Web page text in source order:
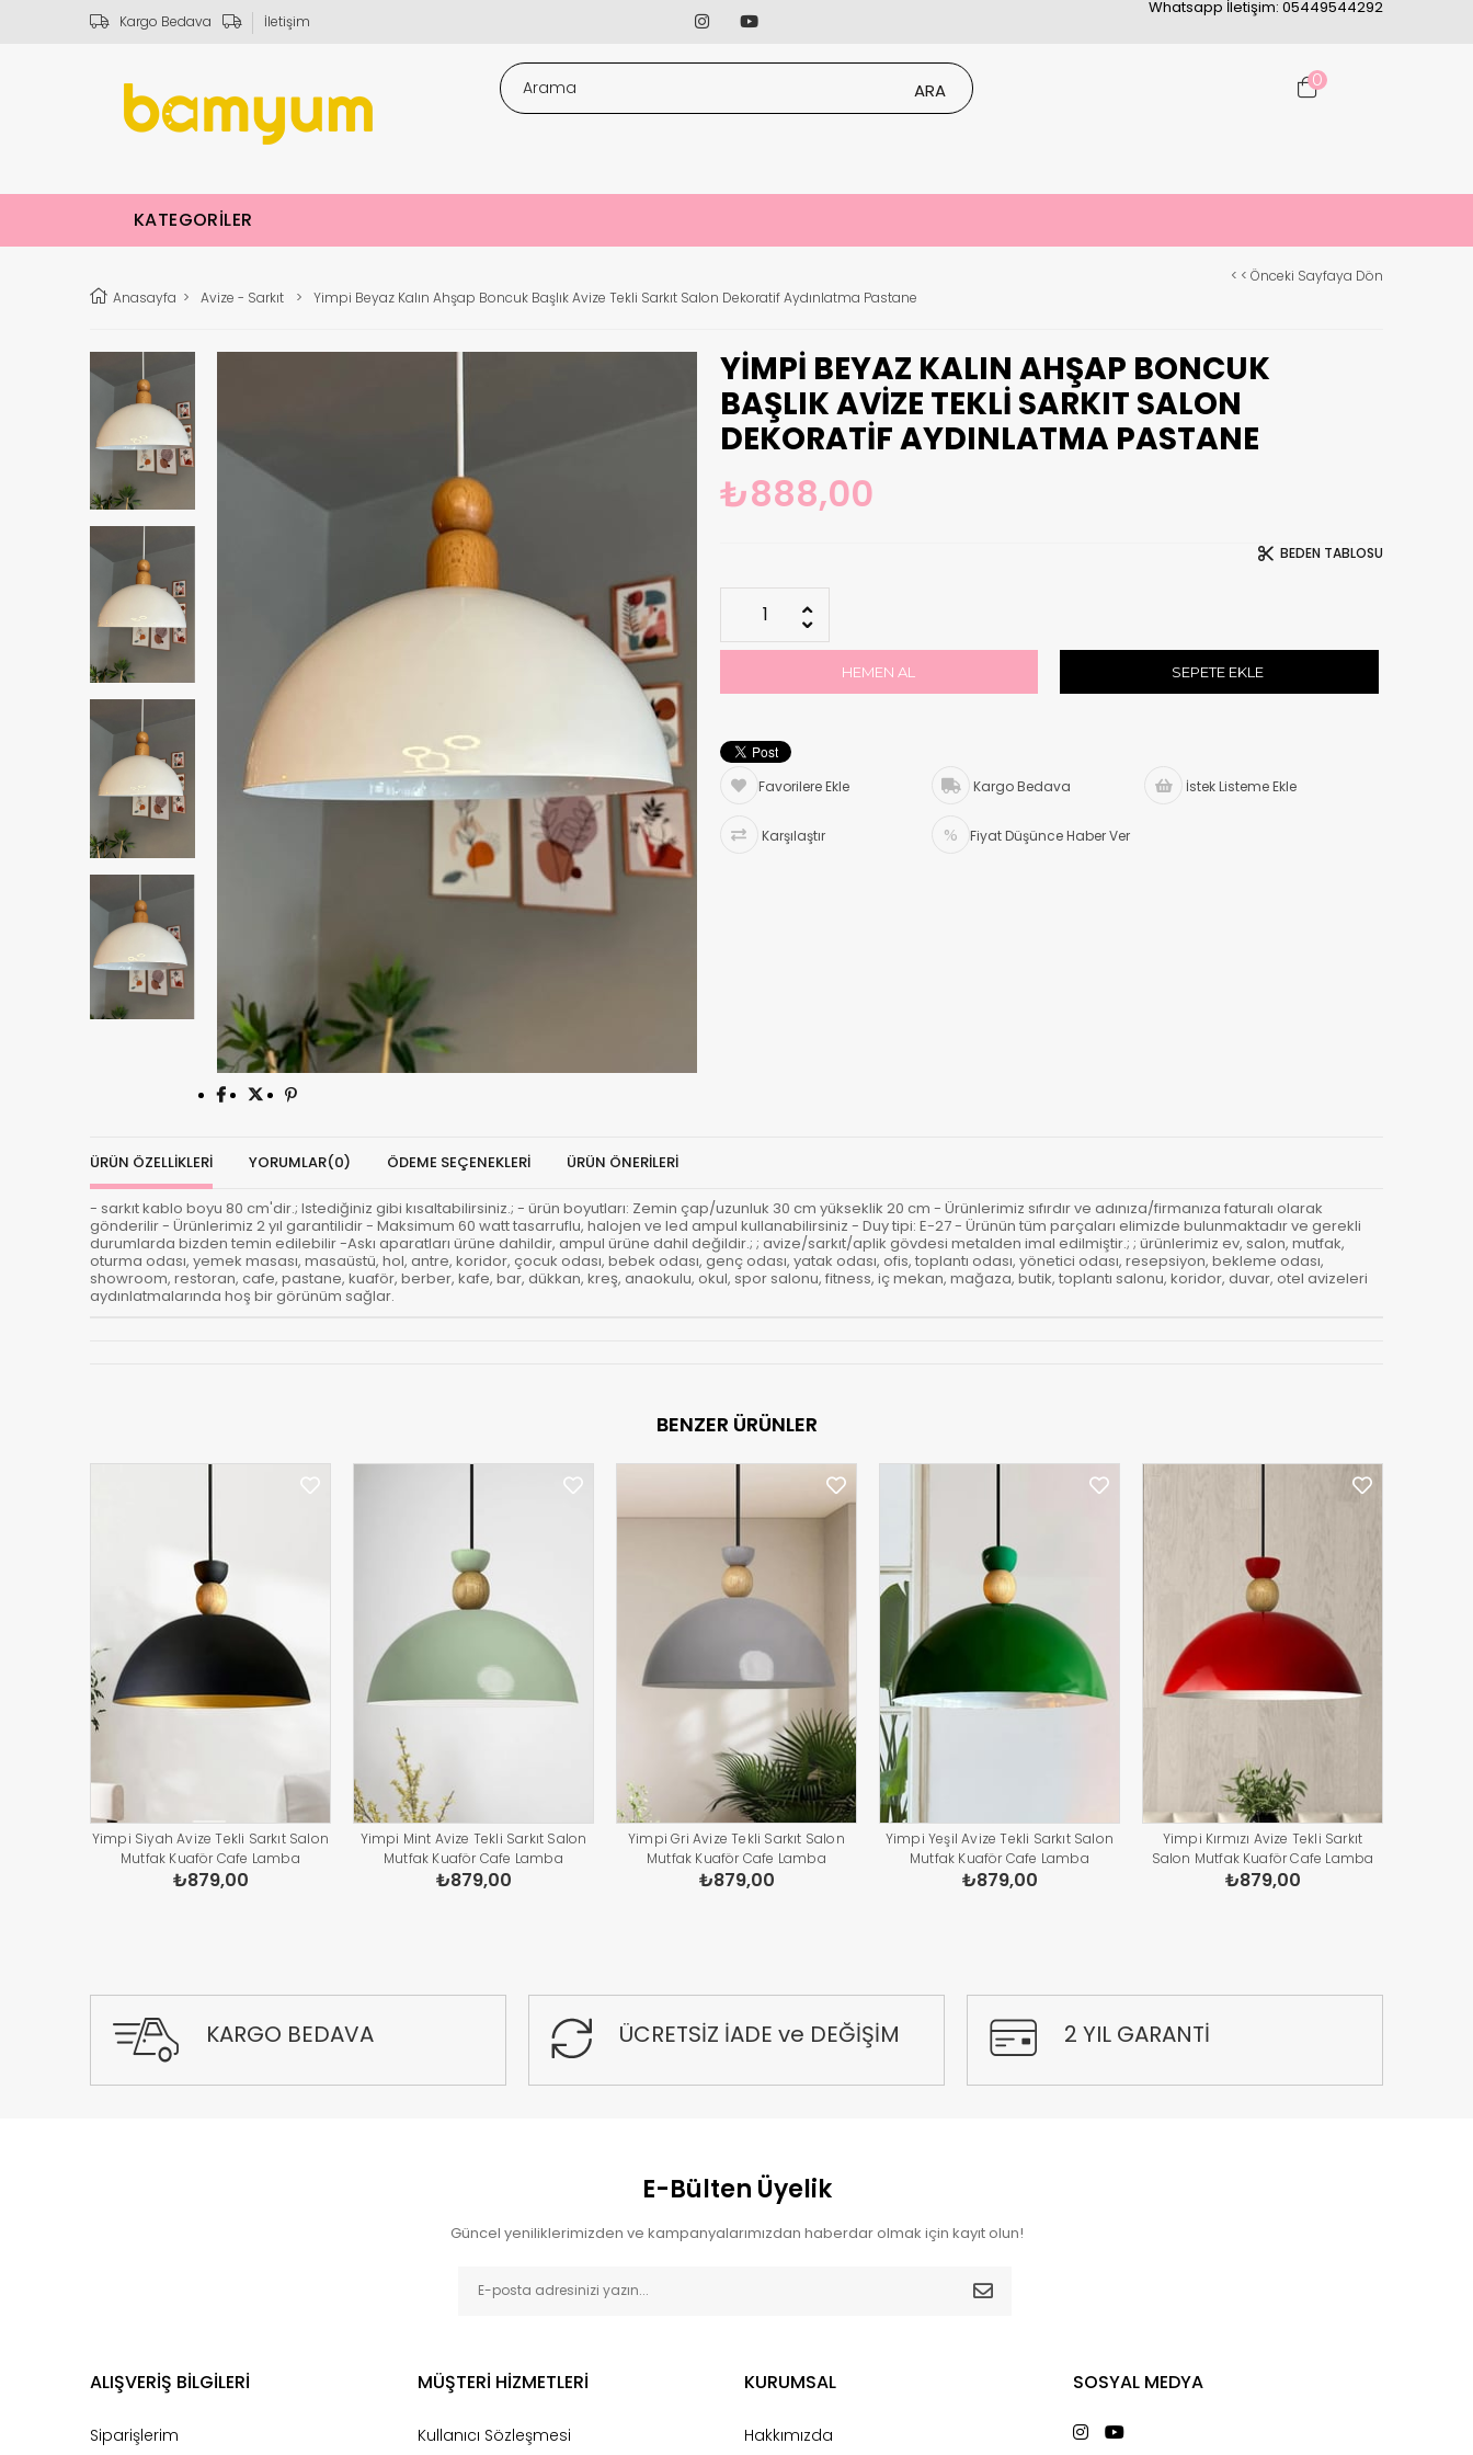
Kargo Bedava İletişim
Whatsapp İletişim: 05449544292
0
KATEGORİLER
Anasayfa > Avize - Sarkıt > Yimpi Beyaz Kalın Ahşap Boncuk Başlık Avize Tekli Sarkıt Salon Dekoratif Aydınlatma Pastane
< < Önceki Sayfaya Dön
YIMPI BEYAZ KALIN AHŞAP BONCUK
BAŞLIK AVIZE TEKLI SARKIT SALON
DEKORATIF AYDINLATMA PASTANE
₺888,00
BEDEN TABLOSU
Favorilere Ekle Kargo Bedava İstek Listeme Ekle
Karşılaştır Fiyat Düşünce Haber Ver
ÜRÜN ÖZELLIKLERI YORUMLAR(0) ÖDEME SEÇENEKLERI ÜRÜN ÖNERILERI
- sarkıt kablo boyu 80 cm'dir.; Istediğiniz gibi kısaltabilirsiniz.; - ürün boyutları: Zemin çap/uzunluk 30 cm yükseklik 20 cm - Ürünlerimiz sıfırdır ve adınıza/firmanıza faturalı olarak
gönderilir - Ürünlerimiz 2 yıl garantilidir - Maksimum 60 watt tasarruflu, halojen ve led ampul kullanabilirsiniz - Duy tipi: E-27 - Ürünün tüm parçaları elimizde bulunmaktadır ve gerekli
durumlarda bizden temin edilebilir -Askı aparatları ürüne dahildir, ampul ürüne dahil değildir.; ; avize/sarkıt/aplik gövdesi metalden imal edilmiştir.; ; ürünlerimiz ev, salon, mutfak,
oturma odası, yemek masası, masaüstü, hol, antre, koridor, çocuk odası, bebek odası, genç odası, yatak odası, ofis, toplantı odası, yönetici odası, resepsiyon, bekleme odası,
showroom, restoran, cafe, pastane, kuaför, berber, kafe, bar, dükkan, kreş, anaokulu, okul, spor salonu, fitness, iç mekan, mağaza, butik, toplantı salonu, koridor, duvar, otel avizeleri
aydınlatmalarında hoş bir görünüm sağlar.
BENZER ÜRÜNLER
Yimpi Siyah Avize Tekli Sarkıt Salon
Mutfak Kuaför Cafe Lamba
Dekoratif Aydınlatma Pastane
₺879,00
Yimpi Mint Avize Tekli Sarkıt Salon
Mutfak Kuaför Cafe Lamba
Dekoratif Aydınlatma Pastane
₺879,00
Yimpi Gri Avize Tekli Sarkıt Salon
Mutfak Kuaför Cafe Lamba
Dekoratif Aydınlatma Pastane
₺879,00
Yimpi Yeşil Avize Tekli Sarkıt Salon
Mutfak Kuaför Cafe Lamba
Dekoratif Aydınlatma Pastane
₺879,00
Yimpi Kırmızı Avize Tekli Sarkıt
Salon Mutfak Kuaför Cafe Lamba
Dekoratif Aydınlatma Pastane
₺879,00
KARGO BEDAVA ÜCRETSİZ İADE ve DEĞİŞİM 2 YIL GARANTİ
E-Bülten Üyelik
Güncel yeniliklerimizden ve kampanyalarımızdan haberdar olmak için kayıt olun!
ALIŞVERİŞ BİLGİLERİ
Siparişlerim
MÜŞTERİ HİZMETLERİ
Kullanıcı Sözleşmesi
KURUMSAL
Hakkımızda
SOSYAL MEDYA